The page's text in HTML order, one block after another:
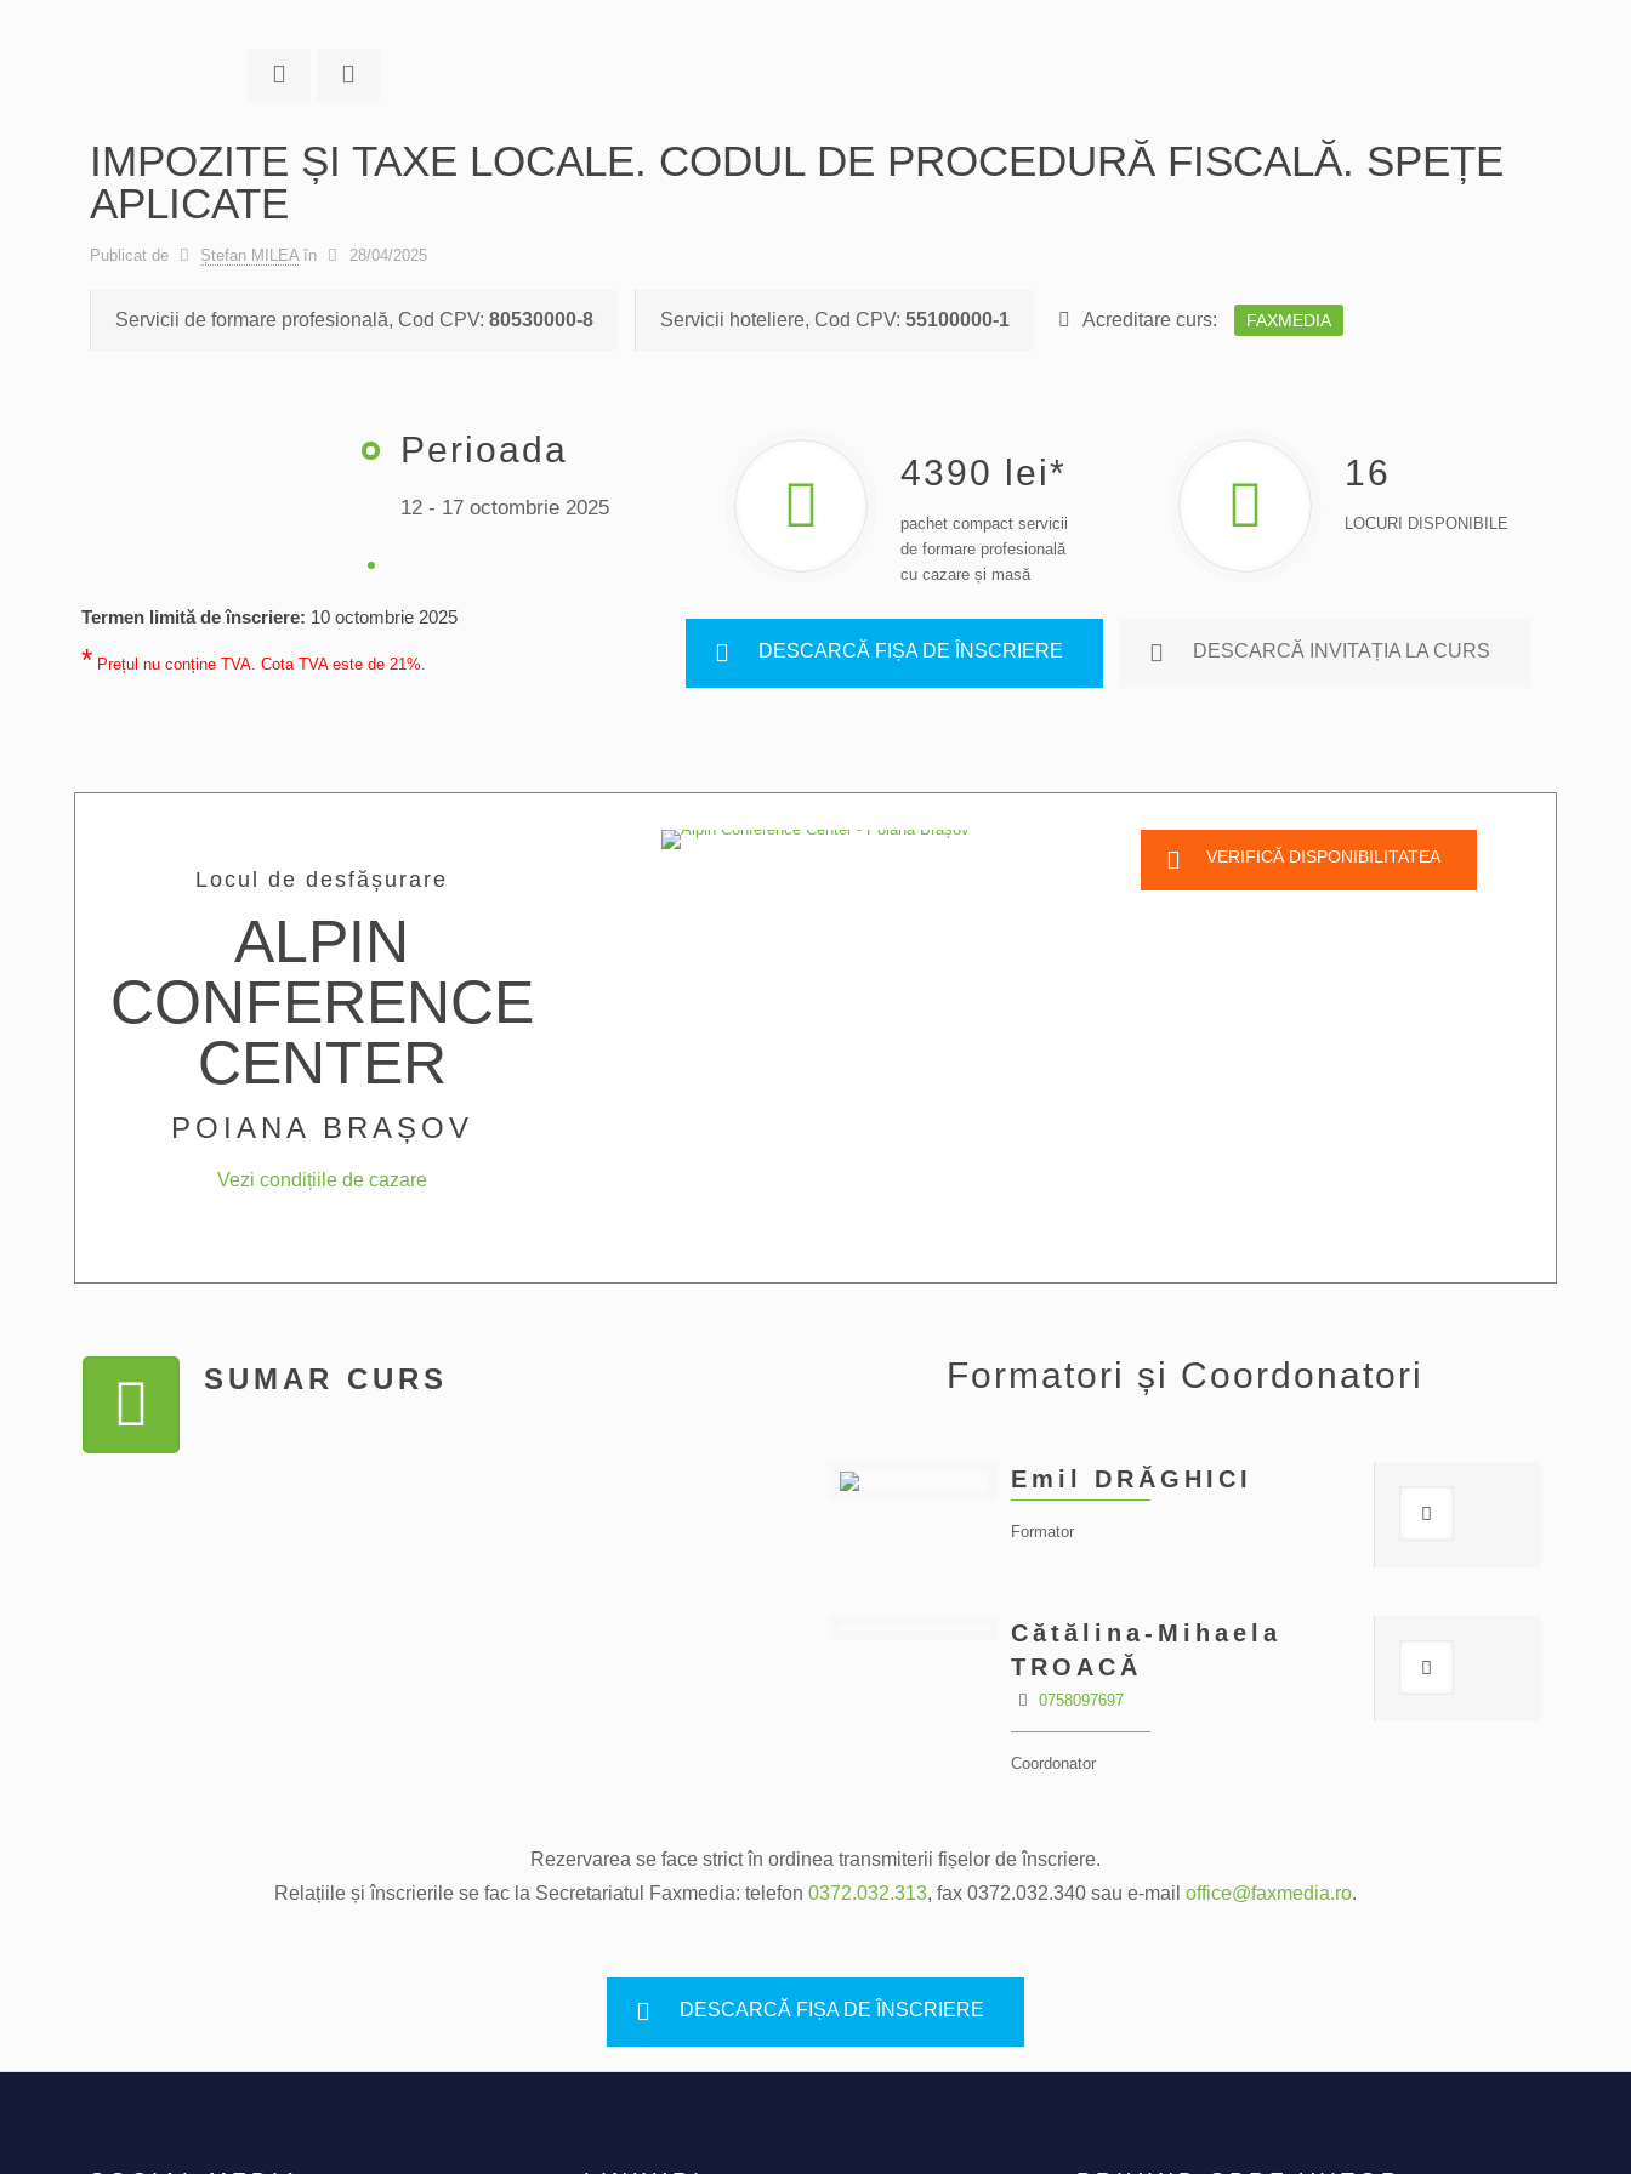
IMPOZITE ȘI TAXE LOCALE. CODUL DE PROCEDURĂ FISCALĂ. SPEȚE
APLICATE
Publicat de Ștefan MILEA în 28/04/2025
Servicii de formare profesională, Cod CPV:80530000-8 Servicii hoteliere, Cod CPV:55100000-1 Acreditare curs: FAXMEDIA
Perioada
12 - 17 octombrie 2025
Termen limită de înscriere: 10 octombrie 2025
* Prețul nu conține TVA. Cota TVA este de 21%.
4390 lei*
pachet compact servicii
de formare profesională
cu cazare și masă
16
LOCURI DISPONIBILE
DESCARCĂ FIȘA DE ÎNSCRIERE DESCARCĂ INVITAȚIA LA CURS
Locul de desfășurare
ALPIN
CONFERENCE
CENTER
POIANA BRAȘOV
Vezi condițiile de cazare
VERIFICĂ DISPONIBILITATEA
SUMAR CURS Formatori și Coordonatori
Emil DRĂGHICI
Formator
Cătălina-Mihaela
TROACĂ
0758097697
Coordonator
Rezervarea se face strict în ordinea transmiterii fișelor de înscriere.
Relațiile și înscrierile se fac la Secretariatul Faxmedia: telefon 0372.032.313, fax 0372.032.340 sau e-mail office@faxmedia.ro.
DESCARCĂ FIȘA DE ÎNSCRIERE